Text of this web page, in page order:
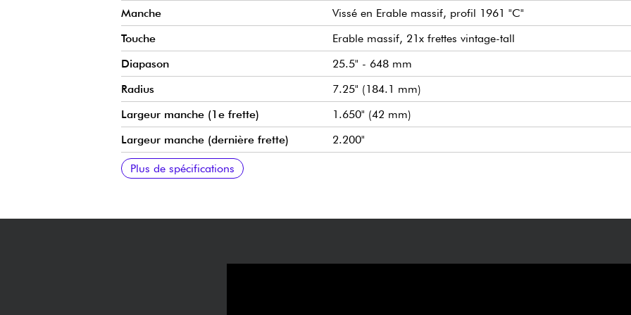
Manche
Vissé en Erable massif, profil 1961 "C"
Touche
Erable massif, 21x frettes vintage-tall
Diapason
25.5" - 648 mm
Radius
7.25" (184.1 mm)
Largeur manche (1e frette)
1.650" (42 mm)
Largeur manche (dernière frette)
2.200"
Micros simple bobinage
Contrôles
Chevalet/vibrato
Mécaniques
Finition
Etui inclus
Plus de spécifications